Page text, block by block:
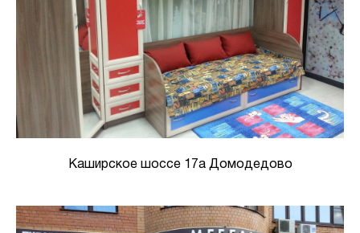
Каширское шоссе 17а Домодедово